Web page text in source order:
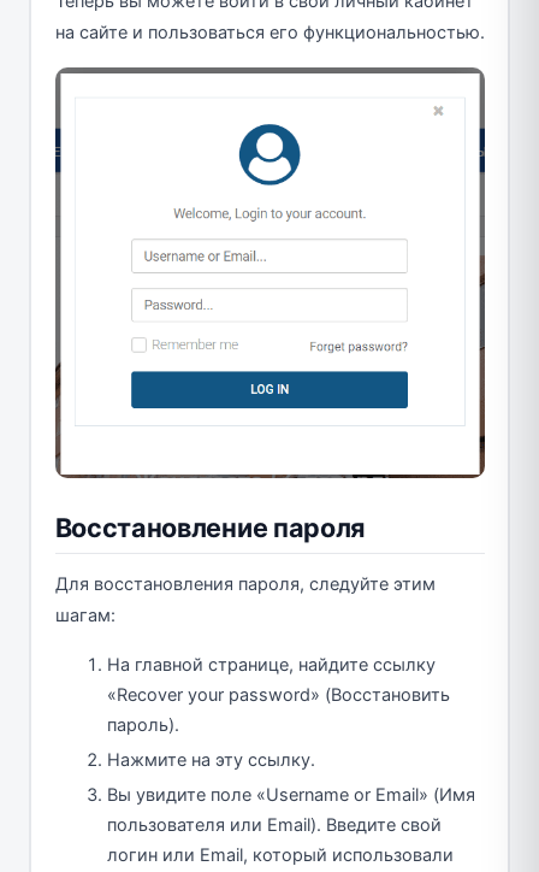
на сайте и пользоваться его функциональностью.
Восстановление пароля
Для восстановления пароля, следуйте этим
шагам:
На главной странице, найдите ссылку
«Recover your password» (Восстановить
пароль).
Нажмите на эту ссылку.
Вы увидите поле «Username or Email» (Имя
пользователя или Email). Введите свой
логин или Email, который использовали